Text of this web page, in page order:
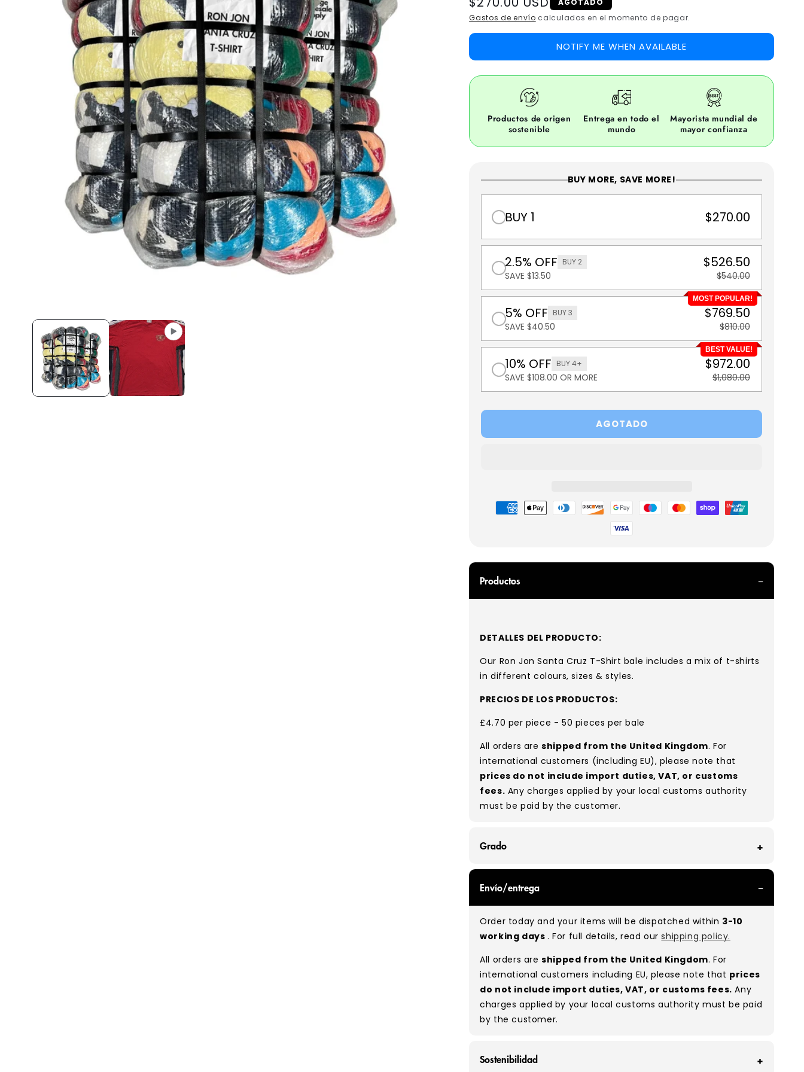
price
Gastos de envío calculados en el momento de pagar.
NOTIFY ME WHEN AVAILABLE
Productos de origen
sostenible
Entrega en todo el
mundo
Mayorista mundial de
mayor confianza
BUY MORE, SAVE MORE!
BUY 1 $270.00
2.5% OFF BUY 2
SAVE $13.50
$526.50
$540.00
MOST POPULAR!
5% OFF BUY 3
SAVE $40.50
$769.50
$810.00
BEST VALUE!
10% OFF BUY 4+
SAVE $108.00 OR MORE
$972.00
$1,080.00
AGOTADO
Formas
Productos
DETALLES DEL PRODUCTO:
Our Ron Jon Santa Cruz T-Shirt bale includes a mix of t-shirts
in different colours, sizes & styles.
PRECIOS DE LOS PRODUCTOS:
£4.70 per piece - 50 pieces per bale
All orders areshipped from the United Kingdom. For
international customers (including EU), please note that
prices do not include import duties, VAT, or customs
fees. Any charges applied by your local customs authority
must be paid by the customer.
Grado
items that are in great condition with minimal signs of wear.
While they are used, they remain free of significant defects
and are in excellent shape overall.
Please note: As these are vintage/used garments, a small
percentage (5–10%) may have minor flaws such as small
tears, holes, or stains. While we carefully inspect all items, a
degree of human error is possible. Condition can vary slightly
Envío/entrega
Order today and your items will be dispatched within 3-10
working days . For full details, read ourshipping policy.
All orders areshipped from the United Kingdom. For
international customers including EU, please note that prices
do not include import duties, VAT, or customs fees. Any
charges applied by your local customs authority must be paid
by the customer.
Sostenibilidad